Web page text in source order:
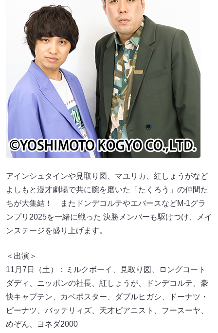
アインシュタインや見取り図、マユリカ、紅しょうがなど
よしもと漫才劇場で共に腕を磨いた「たくろう」の仲間た
ちが大集結！ またドンデコルテやエバースなどM-1グラ
ンプリ2025を一緒に戦った 決勝メンバーも駆けつけ、メイ
ンステージを盛り上げます。
＜出演＞
11月7日（土）：ミルクボーイ、見取り図、ロングコート
ダディ、ニッポンの社長、紅しょうが、ドンデコルテ、豪
快キャプテン、カベポスター、ダブルヒガシ、ドーナツ・
ピーナツ、バッテリィズ、天才ピアニスト、フースーヤ、
めぞん、ヨネダ2000